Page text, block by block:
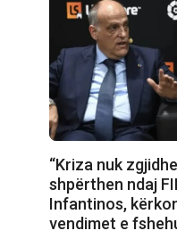
“Kriza nuk
shpërthen ndaj
Infantinos,
vendimet e